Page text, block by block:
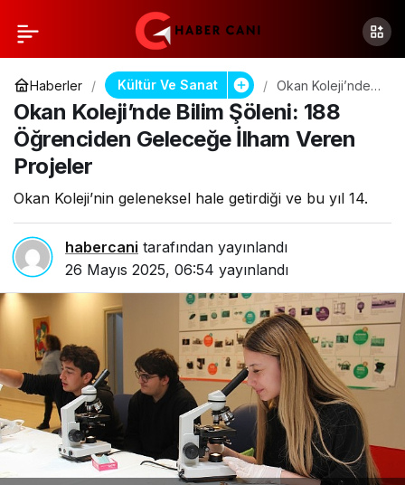
Haberler Kültür Ve Sanat
Okan Koleji’nde
Bilim Şöleni: 188
Öğrenciden
Geleceğe İlham
Veren Projeler
Okan Koleji’nde Bilim Şöleni: 188
Öğrenciden Geleceğe İlham Veren
Projeler
Okan Koleji’nin geleneksel hale getirdiği ve bu yıl 14.
habercani tarafından yayınlandı
26 Mayıs 2025, 06:54 yayınlandı